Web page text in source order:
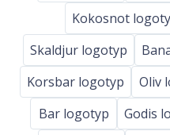
Kokosnot
Skaldjur logotyp
Korsbar logotyp
Oliv
Bar logotyp
Godis